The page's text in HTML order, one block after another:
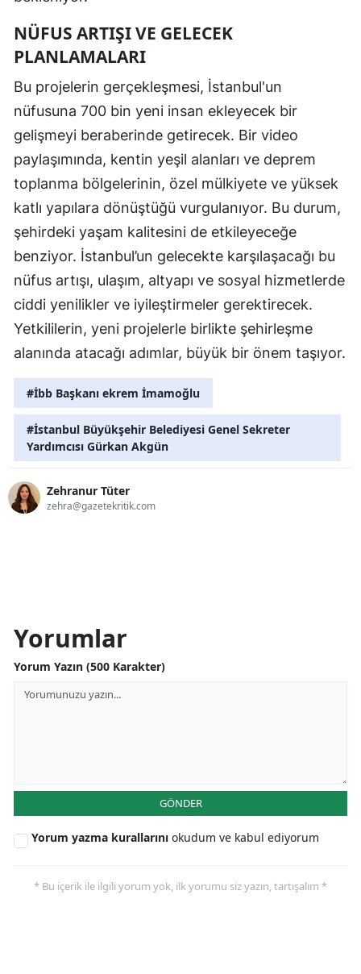
NÜFUS ARTIŞI VE GELECEK
PLANLAMALARI
Bu projelerin gerçekleşmesi, İstanbul'un
nüfusuna 700 bin yeni insan ekleyecek bir
gelişmeyi beraberinde getirecek. Bir video
paylaşımında, kentin yeşil alanları ve deprem
toplanma bölgelerinin, özel mülkiyete ve yüksek
katlı yapılara dönüştüğü vurgulanıyor. Bu durum,
şehirdeki yaşam kalitesini de etkileyeceğe
benziyor. İstanbul’un gelecekte karşılaşacağı bu
nüfus artışı, ulaşım, altyapı ve sosyal hizmetlerde
ciddi yenilikler ve iyileştirmeler gerektirecek.
Yetkililerin, yeni projelerle birlikte şehirleşme
alanında atacağı adımlar, büyük bir önem taşıyor.
#İbb Başkanı ekrem İmamoğlu
#İstanbul Büyükşehir Belediyesi Genel Sekreter
Yardımcısı Gürkan Akgün
Zehranur Tüter
zehra@gazetekritik.com
Yorumlar
Yorum Yazın (500 Karakter)
GÖNDER
Yorum yazma kurallarını okudum ve kabul ediyorum
* Bu içerik ile ilgili yorum yok, ilk yorumu siz yazın, tartışalım *